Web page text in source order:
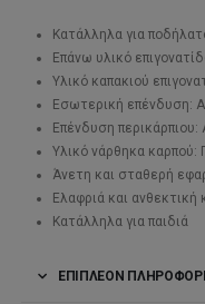
Κατάλληλα για
Επάνω υλικό
Υλικό καπακιού
Εσωτερική επένδυση:
Επένδυση
Υλικό νάρθηκα καρπού:
Άνετη και σταθερή
Ελαφριά και ανθεκτική
Κατάλληλα για παιδιά
ΕΠΙΠΛΈΟΝ